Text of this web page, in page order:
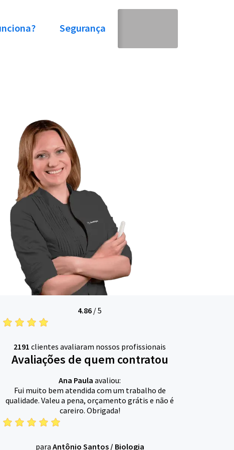
Segurança
4.86 /5
2191 clientes avaliaram nossos profissionais
Avaliações de quem contratou
Ana Paula avaliou:
Fui muito bem atendida com um trabalho de
qualidade. Valeu a pena, orçamento grátis e não é
careiro. Obrigada!
para Antônio Santos/ Biologia